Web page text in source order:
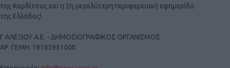
της Καρδίτσας και η 2η μεγαλύτερη περιφερειακή εφημερίδα
της Ελλάδας!
Γ ΑΛΕΞΙΟΥ Α.Ε. - ΔΗΜΟΣΙΟΓΡΑΦΙΚΟΣ ΟΡΓΑΝΙΣΜΟΣ
ΑΡ. ΓΕΜΗ: 19103931000